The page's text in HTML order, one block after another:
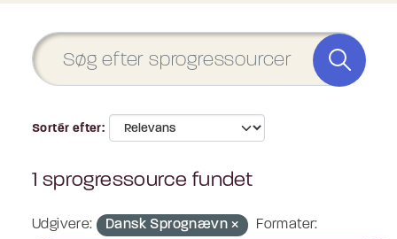
Sortér efter
1 sprogressource fundet
Udgivere: Dansk Sprognævn
Formater: